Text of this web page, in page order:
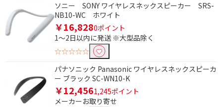
ソニー SONY ワイヤレスネックスピーカー SRS-
NB10-WC ホワイト
￥16,8280ポイント
1～2日以内に発送 ※大型品除く
☆☆☆☆☆
パナソニック Panasonic ワイヤレスネックスピーカ
ー ブラック SC-WN10-K
￥12,4561,245ポイント
メーカーお取り寄せ